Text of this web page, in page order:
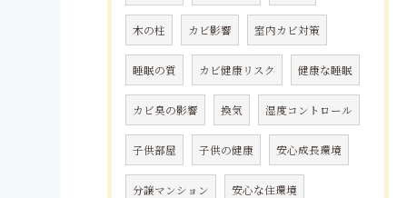
木の柱 カビ影響 室内カビ対策
睡眠の質 カビ健康リスク 健康な睡眠
カビ臭の影響 換気 湿度コントロール
子供部屋 子供の健康 安心成長環境
分譲マンション 安心な住環境